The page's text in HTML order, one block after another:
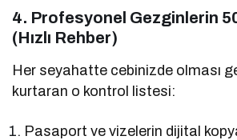
4. Profesyonel Gezginlerin
(Hızlı Rehber)
Her seyahatte cebinizde olması
kurtaran o kontrol listesi:
Pasaport ve vizelerin dijital